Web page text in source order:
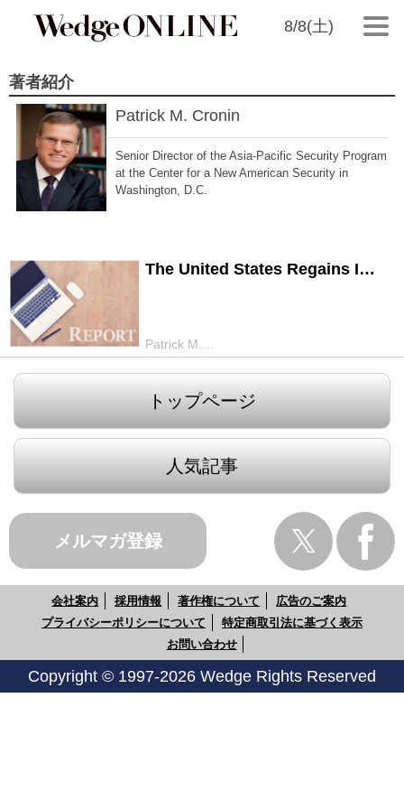
8/8(土)
著者紹介
Patrick M. Cronin
Senior Director of the Asia-Pacific Security Program
at the Center for a New American Security in
Washington, D.C.
2014/04/17 The United States Regains I…
Patrick M.…
トップページ
人気記事
メルマガ登録
会社案内 採用情報 著作権について
広告のご案内
プライバシーポリシーについて
特定商取引法に基づく表示
お問い合わせ
Copyright © 1997-2026 Wedge Rights Reserved